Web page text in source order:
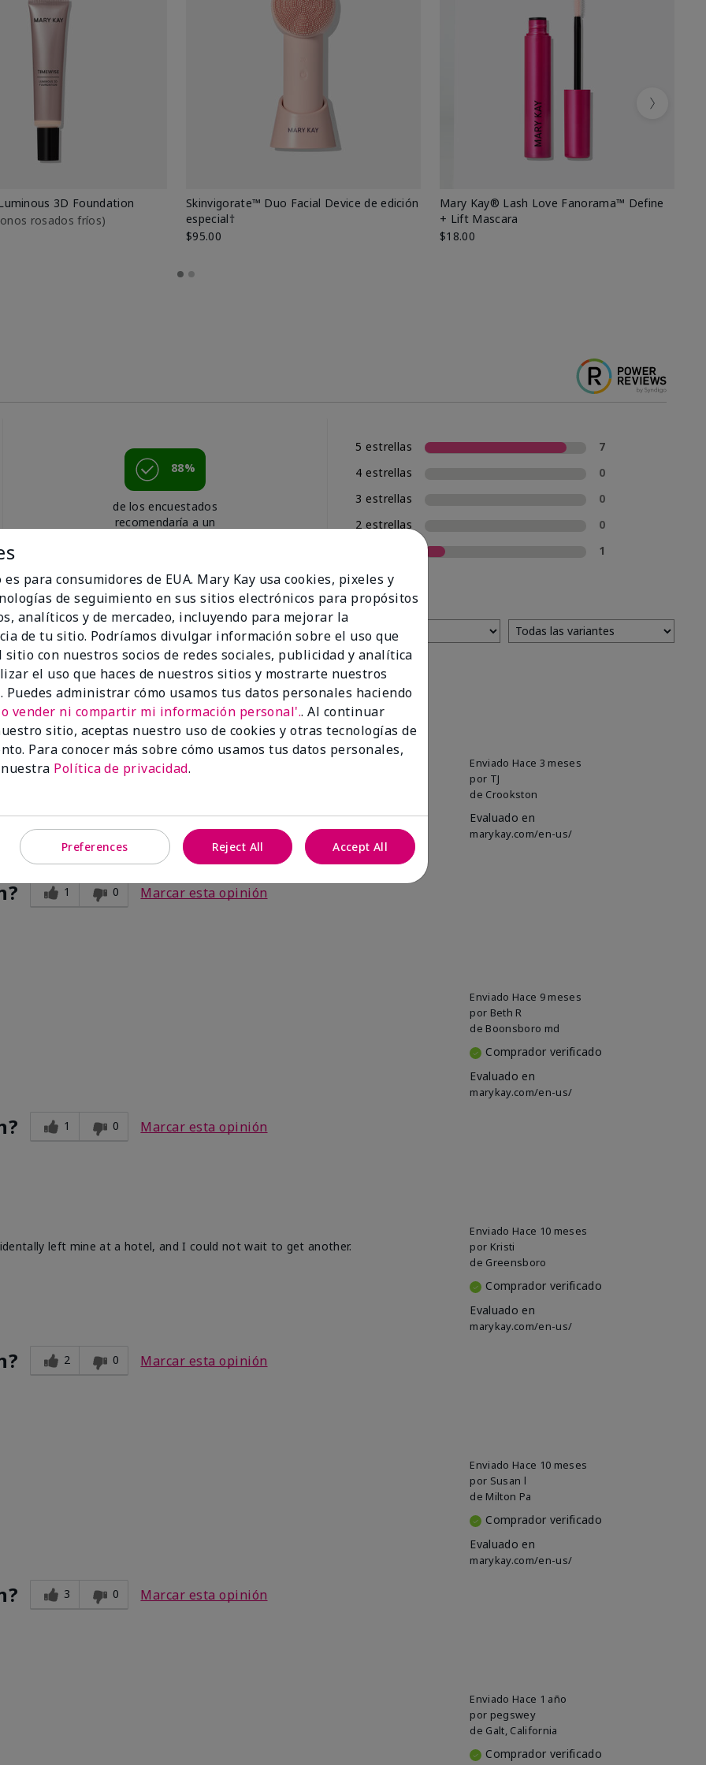
3D Foundation
rosados fríos)
Skinvigorate™ Duo Facial Device de edición
especial†
$95.00
Mary Kay® Lash Love Fanorama™ Define
+ Lift Mascara
$18.00
Next
88%
de los encuestados
recomendaría a un
5 estrellas
7
4 estrellas
0
3 estrellas
0
2 estrellas
0
1
little blush brush??
Enviado Hace 3 meses
por TJ
de Crookston
Evaluado en
marykay.com/en-us/
compact with 1 blush and a 4 eye shadows and could put 2 small eye
1 0 Marcar esta opinión
Enviado Hace 9 meses
por Beth R
de Boonsboro md
Comprador verificado
Evaluado en
marykay.com/en-us/
1 0 Marcar esta opinión
Enviado Hace 10 meses
por Kristi
de Greensboro
Comprador verificado
Evaluado en
marykay.com/en-us/
left mine at a hotel, and I could not wait to get another.
2 0 Marcar esta opinión
Enviado Hace 10 meses
por Susan l
de Milton Pa
Comprador verificado
Evaluado en
marykay.com/en-us/
3 0 Marcar esta opinión
Enviado Hace 1 año
por pegswey
de Galt, California
Comprador verificado
es para consumidores de EUA. Mary Kay usa cookies, pixeles y
de seguimiento en sus sitios electrónicos para propósitos
analíticos y de mercadeo, incluyendo para mejorar la
de tu sitio. Podríamos divulgar información sobre el uso que
sitio con nuestros socios de redes sociales, publicidad y analítica
el uso que haces de nuestros sitios y mostrarte nuestros
Puedes administrar cómo usamos tus datos personales haciendo
vender ni compartir mi información personal'.. Al continuar
sitio, aceptas nuestro uso de cookies y otras tecnologías de
Para conocer más sobre cómo usamos tus datos personales,
Política de privacidad.
Preferences Reject All Accept All